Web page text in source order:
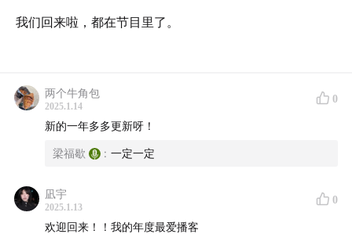
我们回来啦，都在节目里了。
两个牛角包
2025.1.14
0
新的一年多多更新呀！
梁福歇 : 一定一定
凪宇
2025.1.13
0
欢迎回来！！我的年度最爱播客